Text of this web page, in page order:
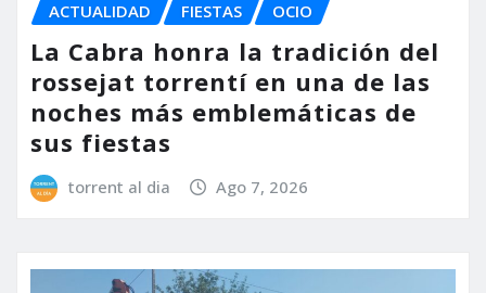
ACTUALIDAD FIESTAS OCIO
La Cabra honra la tradición del
rossejat torrentí en una de las
noches más emblemáticas de
sus fiestas
torrent al dia Ago 7, 2026